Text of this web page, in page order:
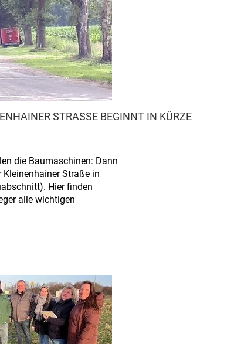
STRASSE BEGINNT IN KÜRZE
die Baumaschinen: Dann
Straße in
Hier finden
alle wichtigen